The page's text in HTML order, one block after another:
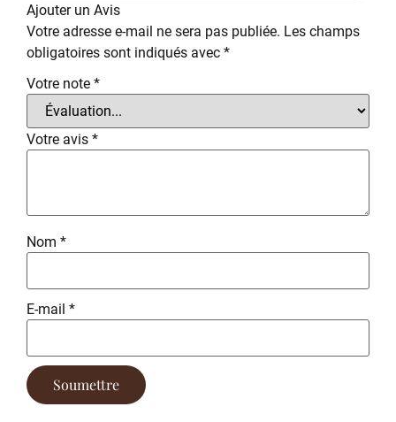
Ajouter un Avis
Votre adresse e-mail ne sera pas publiée. Les champs
obligatoires sont indiqués avec *
Votre note *
Votre avis *
Nom *
E-mail *